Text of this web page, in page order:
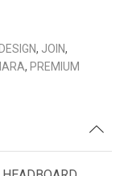
, JOIN,
, PREMIUM